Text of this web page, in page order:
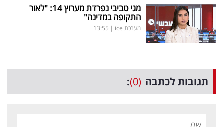
מגי טביבי נפרדת מערוץ 14: "לאור
התקופה במדינה"
מערכת ice |
13:55
תגובות לכתבה (0)
: